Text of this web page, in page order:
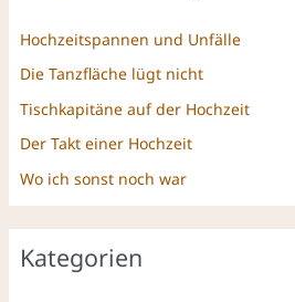
Hochzeitspannen und Unfälle
Die Tanzfläche lügt nicht
Tischkapitäne auf der Hochzeit
Der Takt einer Hochzeit
Wo ich sonst noch war
Kategorien